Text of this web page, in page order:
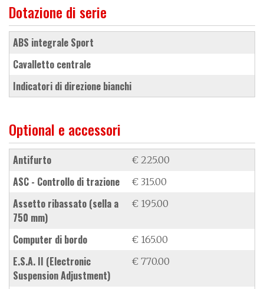
Dotazione di serie
ABS integrale Sport
cavalletto centrale
indicatori di direzione bianchi
Optional e accessori
antifurto € 225.00
ASC - Controllo di trazione € 315.00
assetto ribassato (sella a
750 mm)
€ 195.00
computer di bordo € 165.00
E.S.A. II (Electronic
Suspension Adjustment)
€ 770.00